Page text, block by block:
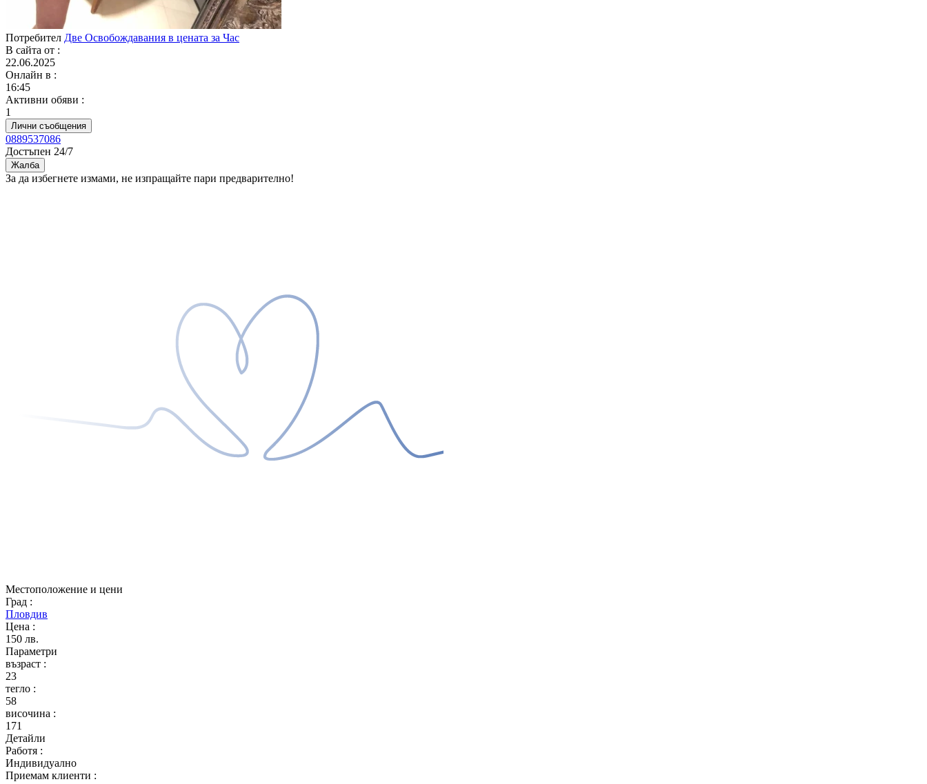
Потребител Две Освобождавания в цената за Час
В сайта от :
22.06.2025
Онлайн в :
16:45
Активни обяви :
1
Лични съобщения
0889537086
Достъпен 24/7
Жалба
За да избегнете измами, не изпращайте пари предварително!
Местоположение и цени
Град :
Пловдив
Цена :
150 лв.
Параметри
възраст :
23
тегло :
58
височина :
171
Детайли
Работя :
Индивидуално
Приемам клиенти :